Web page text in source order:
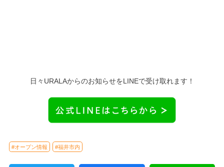
日々URALAからのお知らせをLINEで受け取れます！
#オープン情報 #福井市内